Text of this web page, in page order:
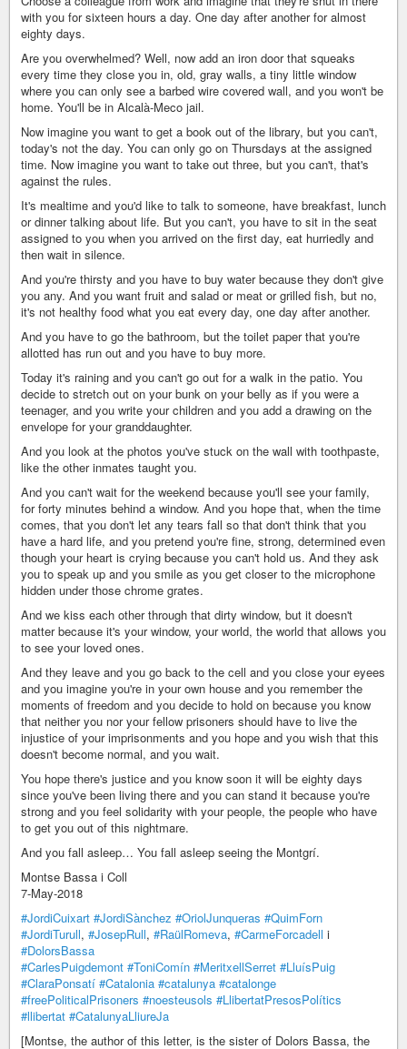
with you for sixteen hours a day. One day after another for almost
eighty days.
Are you overwhelmed? Well, now add an iron door that squeaks
every time they close you in, old, gray walls, a tiny little window
where you can only see a barbed wire covered wall, and you won't be
home. You'll be in Alcalà-Meco jail.
Now imagine you want to get a book out of the library, but you can't,
today's not the day. You can only go on Thursdays at the assigned
time. Now imagine you want to take out three, but you can't, that's
against the rules.
It's mealtime and you'd like to talk to someone, have breakfast, lunch
or dinner talking about life. But you can't, you have to sit in the seat
assigned to you when you arrived on the first day, eat hurriedly and
then wait in silence.
And you're thirsty and you have to buy water because they don't give
you any. And you want fruit and salad or meat or grilled fish, but no,
it's not healthy food what you eat every day, one day after another.
And you have to go the bathroom, but the toilet paper that you're
allotted has run out and you have to buy more.
Today it's raining and you can't go out for a walk in the patio. You
decide to stretch out on your bunk on your belly as if you were a
teenager, and you write your children and you add a drawing on the
envelope for your granddaughter.
And you look at the photos you've stuck on the wall with toothpaste,
like the other inmates taught you.
And you can't wait for the weekend because you'll see your family,
for forty minutes behind a window. And you hope that, when the time
comes, that you don't let any tears fall so that don't think that you
have a hard life, and you pretend you're fine, strong, determined even
though your heart is crying because you can't hold us. And they ask
you to speak up and you smile as you get closer to the microphone
hidden under those chrome grates.
And we kiss each other through that dirty window, but it doesn't
matter because it's your window, your world, the world that allows you
to see your loved ones.
And they leave and you go back to the cell and you close your eyees
and you imagine you're in your own house and you remember the
moments of freedom and you decide to hold on because you know
that neither you nor your fellow prisoners should have to live the
injustice of your imprisonments and you hope and you wish that this
doesn't become normal, and you wait.
You hope there's justice and you know soon it will be eighty days
since you've been living there and you can stand it because you're
strong and you feel solidarity with your people, the people who have
to get you out of this nightmare.
And you fall asleep… You fall asleep seeing the Montgrí.
Montse Bassa i Coll
7-May-2018
#JordiCuixart #JordiSànchez #OriolJunqueras #QuimForn
#JordiTurull, #JosepRull, #RaülRomeva, #CarmeForcadell i
#DolorsBassa
#CarlesPuigdemont #ToniComín #MeritxellSerret #LluísPuig
#ClaraPonsatí #Catalonia #catalunya #catalonge
#freePoliticalPrisoners #noesteusols #LlibertatPresosPolítics
#llibertat #CatalunyaLliureJa
[Montse, the author of this letter, is the sister of Dolors Bassa, the